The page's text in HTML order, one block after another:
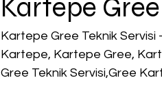
Kartepe
Kartepe Gree Teknik Servisi
Kartepe, Kartepe Gree,
Gree Teknik Servisi,Gree